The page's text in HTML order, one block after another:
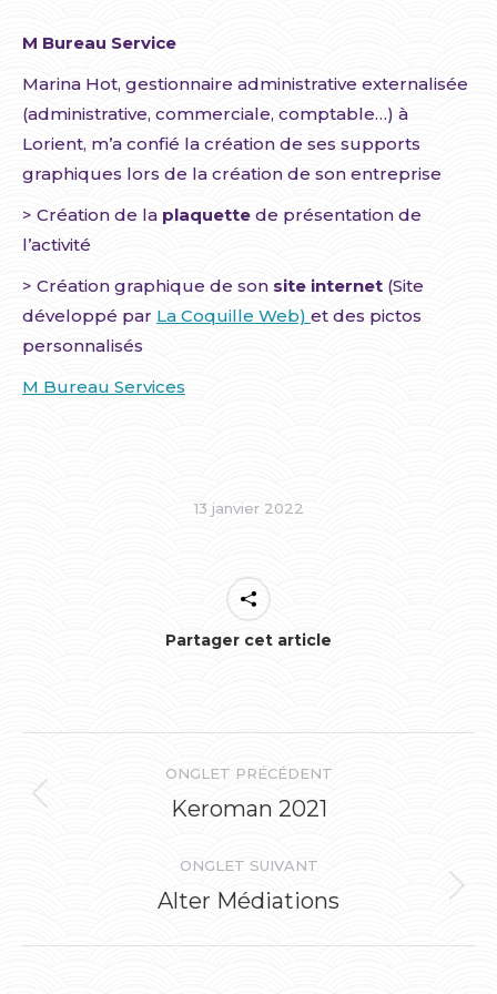
M Bureau Service
Marina Hot, gestionnaire administrative externalisée
(administrative, commerciale, comptable…) à
Lorient, m’a confié la création de ses supports
graphiques lors de la création de son entreprise
> Création de la plaquette de présentation de
l’activité
> Création graphique de son site internet (Site
développé par La Coquille Web) et des pictos
personnalisés
M Bureau Services
13 janvier 2022
Partager cet article
de
commentaire
ONGLET PRÉCÉDENT
Onglet
Keroman 2021
ONGLET SUIVANT
Onglet
Alter Médiations